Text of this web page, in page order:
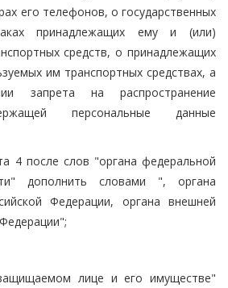
его телефонов, о государственных
принадлежащих ему и (или)
средств, о принадлежащих
им транспортных средствах, а
запрета на распространение
персональные данные
4 после слов "органа федеральной
дополнить словами ", органа
Федерации, органа внешней
лице и его имуществе"